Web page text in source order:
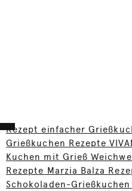
Rezept einfacher
Grießkuchen Rezepte
Kuchen mit Grieß
Rezepte Marzia Balza
Schokoladen-